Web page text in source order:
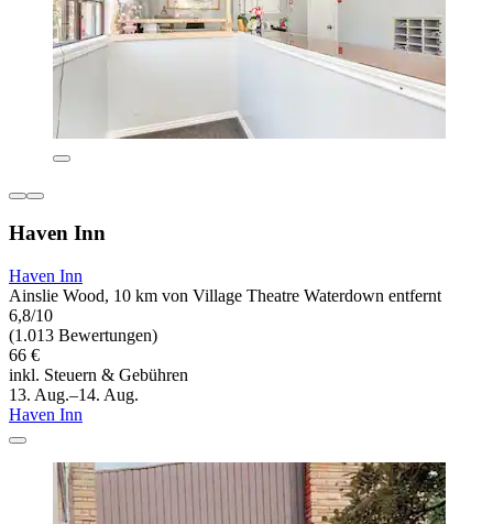
Haven Inn
Haven Inn
Ainslie Wood, 10 km von Village Theatre Waterdown entfernt
6,8/10
(1.013 Bewertungen)
66 €
inkl. Steuern & Gebühren
13. Aug.–14. Aug.
Haven Inn